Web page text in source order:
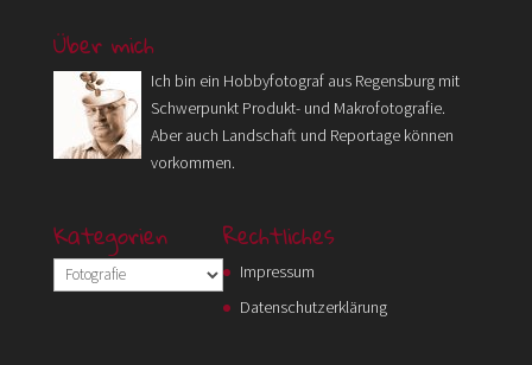
Über mich
Ich bin ein Hobbyfotograf aus Regensburg mit
Schwerpunkt Produkt- und Makrofotografie.
Aber auch Landschaft und Reportage können
vorkommen.
Kategorien
Kategorien
Rechtliches
Impressum
Datenschutzerklärung